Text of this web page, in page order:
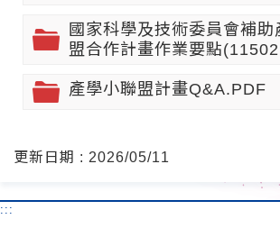
國家科學及技術委員會補助
盟合作計畫作業要點
產學小聯盟計畫Q&A.PDF
更新日期 : 2026/05/11
:::